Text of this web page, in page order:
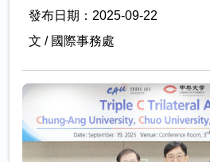
發布日期：2025-09-22
文 / 國際事務處